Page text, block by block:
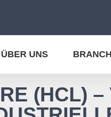
ÜBER UNS
(HCL)